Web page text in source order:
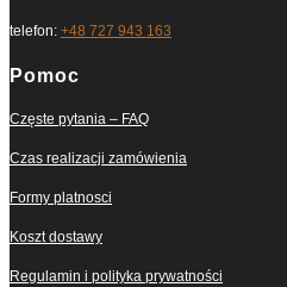
telefon: +48 727 943 163
Pomoc
Częste pytania – FAQ
Czas realizacji zamówienia
Formy platnosci
Koszt dostawy
Regulamin i polityka prywatności